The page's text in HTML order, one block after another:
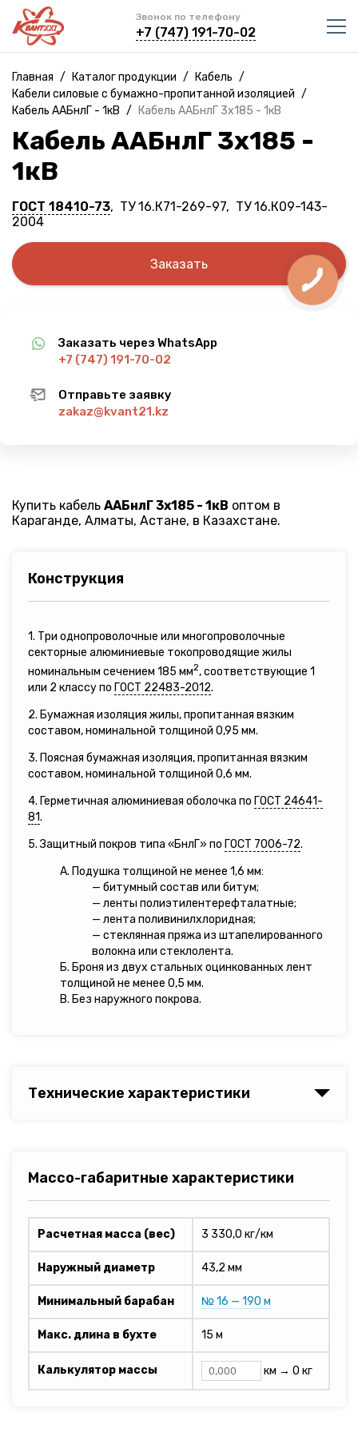
Звонок по телефону
+7 (747) 191-70-02
Главная / Каталог продукции / Кабель /
Кабели силовые с бумажно-пропитанной изоляцией /
Кабель ААБнлГ - 1кВ / Кабель ААБнлГ 3х185 - 1кВ
Кабель ААБнлГ 3х185 -
1кВ
ГОСТ 18410-73, ТУ 16.К71-269-97, ТУ 16.К09-143-
2004
Заказать
Заказать через WhatsApp
+7 (747) 191-70-02
Отправьте заявку
zakaz@kvant21.kz
Купить кабель ААБнлГ 3х185 - 1кВ оптом в
Караганде, Алматы, Астане, в Казахстане.
Конструкция
1. Три однопроволочные или многопроволочные
секторные алюминиевые токопроводящие жилы
номинальным сечением 185 мм2, соответствующие 1
или 2 классу по ГОСТ 22483-2012.
2. Бумажная изоляция жилы, пропитанная вязким
составом, номинальной толщиной 0,95 мм.
3. Поясная бумажная изоляция, пропитанная вязким
составом, номинальной толщиной 0,6 мм.
4. Герметичная алюминиевая оболочка по ГОСТ 24641-
81.
5. Защитный покров типа «БнлГ» по ГОСТ 7006-72.
А. Подушка толщиной не менее 1,6 мм:
— битумный состав или битум;
— ленты полиэтилентерефталатные;
— лента поливинилхлоридная;
— стеклянная пряжа из штапелированного
волокна или стеклолента.
Б. Броня из двух стальных оцинкованных лент
толщиной не менее 0,5 мм.
В. Без наружного покрова.
Технические характеристики
Массо-габаритные характеристики
Расчетная масса (вес) 3 330,0 кг/км
Наружный диаметр 43,2 мм
Минимальный барабан № 16 — 190 м
Макс. длина в бухте 15 м
Калькулятор массы км → 0 кг